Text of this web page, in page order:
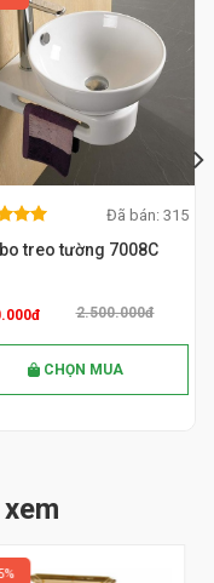
MUA NGAY
out
Đã bán: 315
treo tường 7008C
2.500.000đ
CHỌN MUA